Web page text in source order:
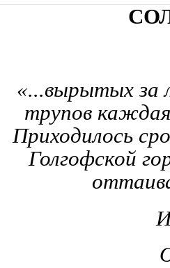
«...вырытых за
трупов
Приходилось
Голгофской